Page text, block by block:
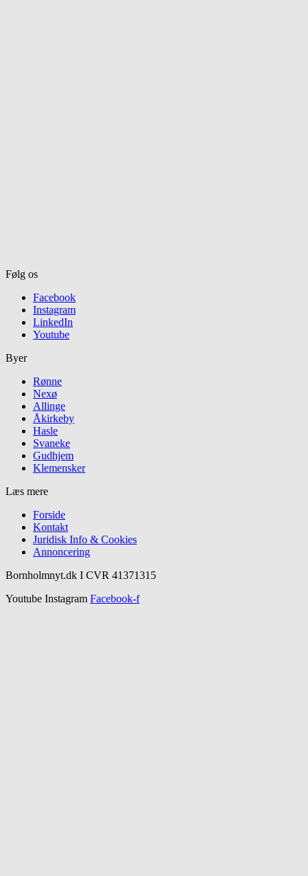
Følg os
Facebook
Instagram
LinkedIn
Youtube
Byer
Rønne
Nexø
Allinge
Åkirkeby
Hasle
Svaneke
Gudhjem
Klemensker
Læs mere
Forside
Kontakt
Juridisk Info & Cookies​
Annoncering
Bornholmnyt.dk I CVR 41371315
Youtube Instagram Facebook-f